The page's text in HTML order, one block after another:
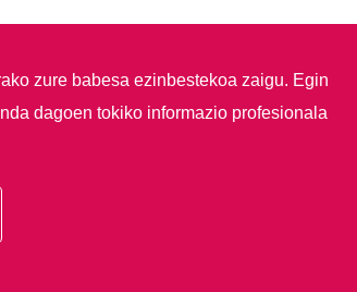
zure babesa ezinbestekoa zaigu. Egin
dagoen tokiko informazio profesionala